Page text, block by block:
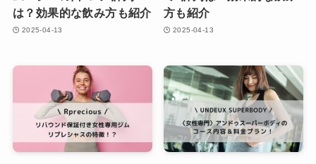
は？効果的な飲み方も紹介
2025-04-13
方も紹介
2025-04-13